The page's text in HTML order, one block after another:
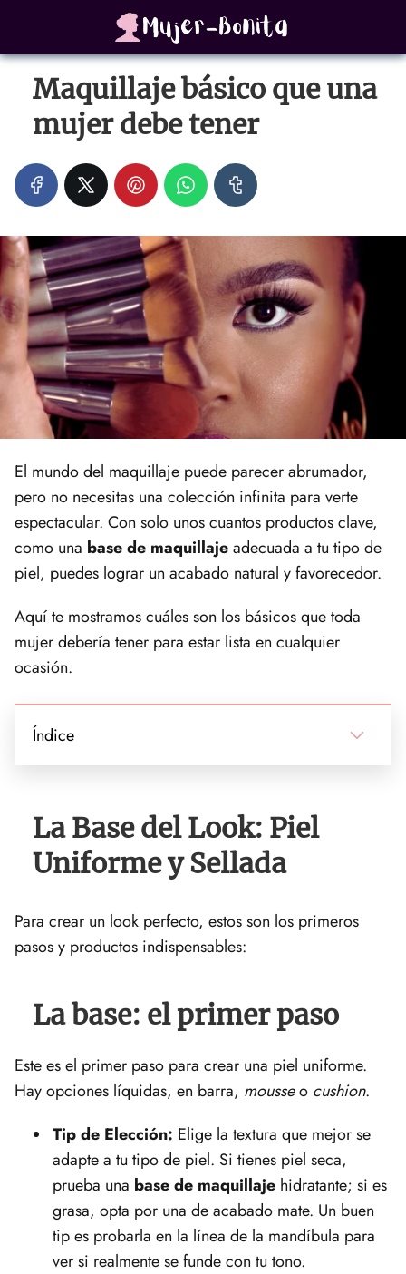
Maquillaje básico que una
mujer debe tener
El mundo del maquillaje puede parecer abrumador,
pero no necesitas una colección infinita para verte
espectacular. Con solo unos cuantos productos clave,
como una base de maquillajeadecuada a tu tipo de
piel, puedes lograr un acabado natural y favorecedor.
Aquí te mostramos cuáles son los básicos que toda
mujer debería tener para estar lista en cualquier
ocasión.
Índice
La Base del Look: Piel
Uniforme y Sellada
Para crear un look perfecto, estos son los primeros
pasos y productos indispensables:
La base: el primer paso
Este es el primer paso para crear una piel uniforme.
Hay opciones líquidas, en barra, mousseo cushion.
Tip de Elección: Elige la textura que mejor se
adapte a tu tipo de piel. Si tienes piel seca,
prueba una base de maquillaje hidratante; si es
grasa, opta por una de acabado mate. Un buen
tip es probarla en la línea de la mandíbula para
ver si realmente se funde con tu tono.